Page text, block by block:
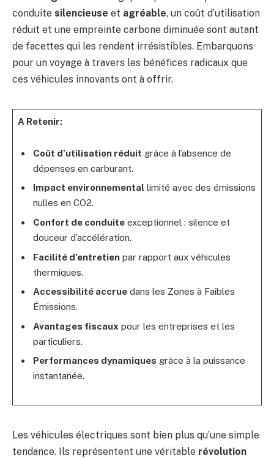
conduite silencieuse et agréable, un coût d’utilisation
réduit et une empreinte carbone diminuée sont autant
de facettes qui les rendent irrésistibles. Embarquons
pour un voyage à travers les bénéfices radicaux que
ces véhicules innovants ont à offrir.
A Retenir:
Coût d’utilisation réduit grâce à l’absence de
dépenses en carburant.
Impact environnementallimité avec des émissions
nulles en CO2.
Confort de conduiteexceptionnel : silence et
douceur d’accélération.
Facilité d’entretienpar rapport aux véhicules
thermiques.
Accessibilité accruedans les Zones à Faibles
Émissions.
Avantages fiscaux pour les entreprises et les
particuliers.
Performances dynamiques grâce à la puissance
instantanée.
Les véhicules électriques sont bien plus qu’une simple
tendance. Ils représentent une véritable révolution